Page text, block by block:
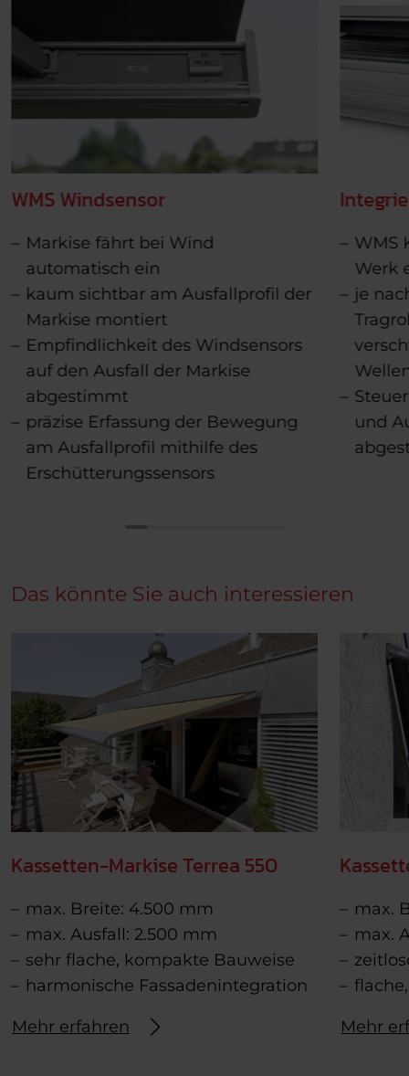
WMS Windsensor
Markise fährt bei Wind
automatisch ein
kaum sichtbar am Ausfallprofil der
Markise montiert
Empfindlichkeit des Windsensors
auf den Ausfall der Markise
abgestimmt
präzise Erfassung der Bewegung
am Ausfallprofil mithilfe des
Erschütterungssensors
WMS
Werk
je
und
Das könnte Sie auch interessieren
Kassetten-Markise Terrea 550
max. Breite: 4.500 mm
max. Ausfall: 2.500 mm
sehr flache, kompakte Bauweise
harmonische Fassadenintegration
Mehr erfahren
max.
max.
Mehr